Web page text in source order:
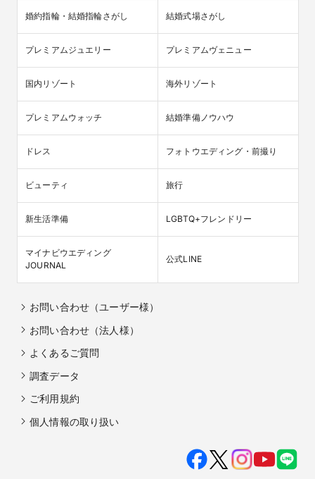
婚約指輪・結婚指輪さがし 結婚式場さがし
プレミアムジュエリー プレミアムヴェニュー
国内リゾート 海外リゾート
プレミアムウォッチ 結婚準備ノウハウ
ドレス フォトウエディング・前撮り
ビューティ 旅行
新生活準備 LGBTQ+フレンドリー
マイナビウエディング
JOURNAL
公式LINE
お問い合わせ（ユーザー様）
お問い合わせ（法人様）
よくあるご質問
調査データ
ご利用規約
個人情報の取り扱い